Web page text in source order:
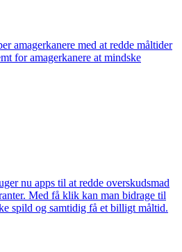
amagerkanere med at redde måltider
for amagerkanere at mindske
nu apps til at redde overskudsmad
Med få klik kan man bidrage til
spild og samtidig få et billigt måltid.